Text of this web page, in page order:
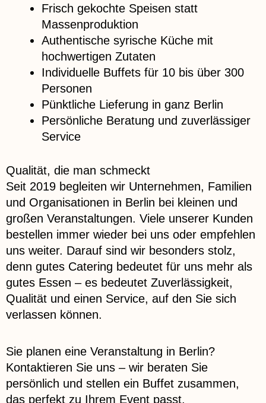
Frisch gekochte Speisen statt
Massenproduktion
Authentische syrische Küche mit
hochwertigen Zutaten
Individuelle Buffets für 10 bis über 300
Personen
Pünktliche Lieferung in ganz Berlin
Persönliche Beratung und zuverlässiger
Service
Qualität, die man schmeckt
Seit 2019 begleiten wir Unternehmen, Familien
und Organisationen in Berlin bei kleinen und
großen Veranstaltungen. Viele unserer Kunden
bestellen immer wieder bei uns oder empfehlen
uns weiter. Darauf sind wir besonders stolz,
denn gutes Catering bedeutet für uns mehr als
gutes Essen – es bedeutet Zuverlässigkeit,
Qualität und einen Service, auf den Sie sich
verlassen können.
Sie planen eine Veranstaltung in Berlin?
Kontaktieren Sie uns – wir beraten Sie
persönlich und stellen ein Buffet zusammen,
das perfekt zu Ihrem Event passt.